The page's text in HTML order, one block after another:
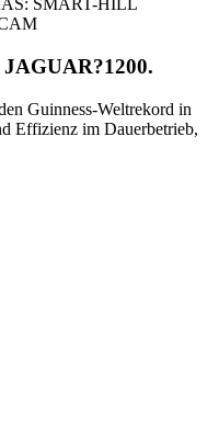
SMART-HILL
Guinness-Weltrekord in
Effizienz im Dauerbetrieb,